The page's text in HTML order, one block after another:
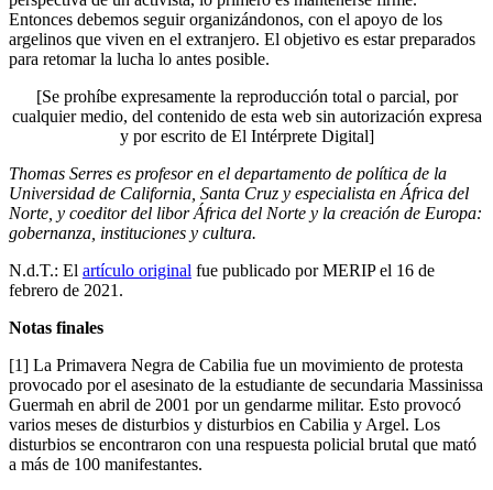
Entonces debemos seguir organizándonos, con el apoyo de los
argelinos que viven en el extranjero. El objetivo es estar preparados
para retomar la lucha lo antes posible.
[Se prohíbe expresamente la reproducción total o parcial, por
cualquier medio, del contenido de esta web sin autorización expresa
y por escrito de El Intérprete Digital]
Thomas Serres es profesor en el departamento de política de la
Universidad de California, Santa Cruz y especialista en África del
Norte, y coeditor del libor África del Norte y la creación de Europa:
gobernanza, instituciones y cultura.
N.d.T.: El artículo original fue publicado por MERIP el 16 de
febrero de 2021.
Notas finales
[1] La Primavera Negra de Cabilia fue un movimiento de protesta
provocado por el asesinato de la estudiante de secundaria Massinissa
Guermah en abril de 2001 por un gendarme militar. Esto provocó
varios meses de disturbios y disturbios en Cabilia y Argel. Los
disturbios se encontraron con una respuesta policial brutal que mató
a más de 100 manifestantes.